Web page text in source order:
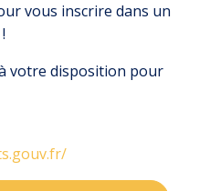
vous inscrire dans un
votre disposition pour